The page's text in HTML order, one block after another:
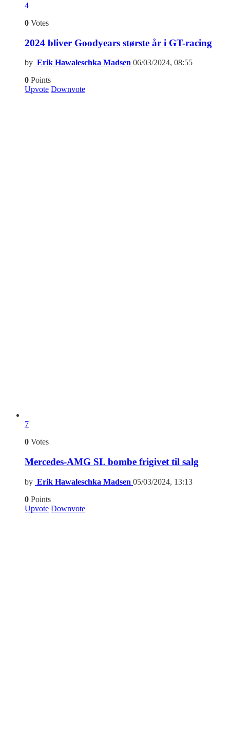
4
0 Votes
2024 bliver Goodyears største år i GT-racing
by Erik Hawaleschka Madsen 06/03/2024, 08:55
0 Points
Upvote Downvote
7
0 Votes
Mercedes-AMG SL bombe frigivet til salg
by Erik Hawaleschka Madsen 05/03/2024, 13:13
0 Points
Upvote Downvote